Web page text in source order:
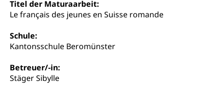
Titel der Maturaarbeit:
Le français des jeunes en Suisse romande
Schule:
Kantonsschule Beromünster
Betreuer/-in:
Stäger Sibylle
Invalidenversicherung (WAS Luzern)
Sucht
Gesundheitsversorgung
Altersrente, Invalidenrente, Witwenrente,
Sozialversicherung, Vorsorgeeinrichtung,
Säule, Hilflosenentschädigung,
Ergänzungsleistungen, Altersvorsorge,
Todesfallversicherung